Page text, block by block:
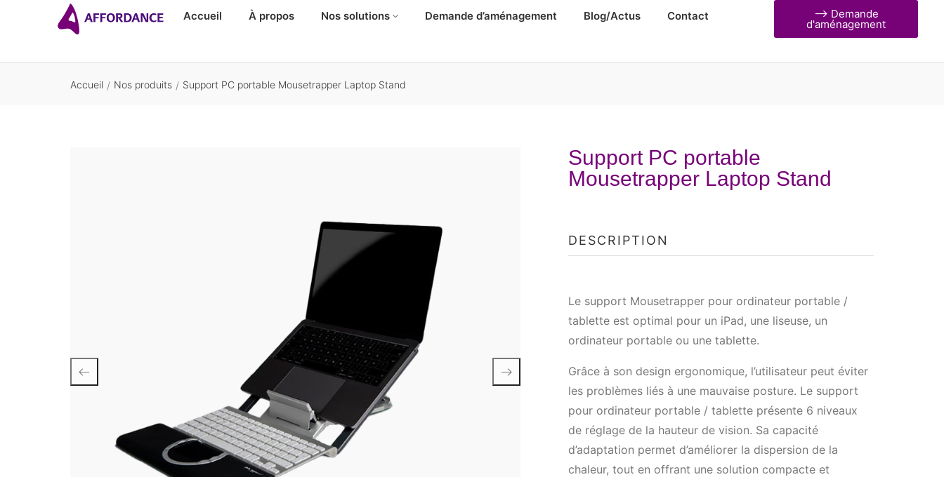
Accueil À propos Nos solutions Demande d’aménagement Blog/Actus Contact ⟶ Demande
d'aménagement
Accueil / Nos produits / Support PC portable Mousetrapper Laptop Stand
Support PC portable
Mousetrapper Laptop Stand
DESCRIPTION
Le support Mousetrapper pour ordinateur portable /
tablette est optimal pour un iPad, une liseuse, un
ordinateur portable ou une tablette.
Grâce à son design ergonomique, l’utilisateur peut éviter
les problèmes liés à une mauvaise posture. Le support
pour ordinateur portable / tablette présente 6 niveaux
de réglage de la hauteur de vision. Sa capacité
d’adaptation permet d’améliorer la dispersion de la
chaleur, tout en offrant une solution compacte et